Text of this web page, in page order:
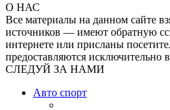
О НАС
Все материалы на данном сайте
источников — имеют обратную
интернете или присланы
предоставляются исключительно
СЛЕДУЙ ЗА НАМИ
Авто спорт